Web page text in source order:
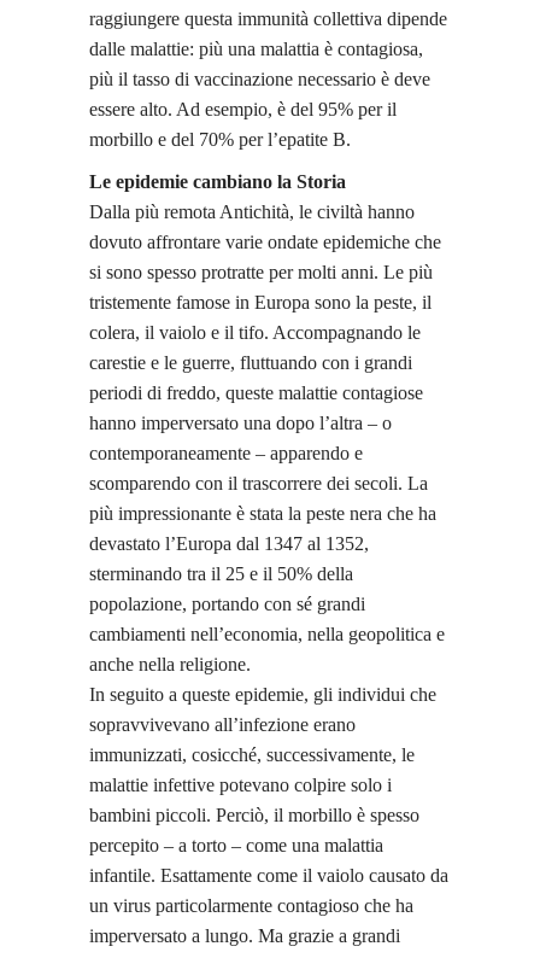
raggiungere questa immunità collettiva dipende
dalle malattie: più una malattia è contagiosa,
più il tasso di vaccinazione necessario è deve
essere alto. Ad esempio, è del 95% per il
morbillo e del 70% per l’epatite B.
Le epidemie cambiano la Storia
Dalla più remota Antichità, le civiltà hanno
dovuto affrontare varie ondate epidemiche che
si sono spesso protratte per molti anni. Le più
tristemente famose in Europa sono la peste, il
colera, il vaiolo e il tifo. Accompagnando le
carestie e le guerre, fluttuando con i grandi
periodi di freddo, queste malattie contagiose
hanno imperversato una dopo l’altra – o
contemporaneamente – apparendo e
scomparendo con il trascorrere dei secoli. La
più impressionante è stata la peste nera che ha
devastato l’Europa dal 1347 al 1352,
sterminando tra il 25 e il 50% della
popolazione, portando con sé grandi
cambiamenti nell’economia, nella geopolitica e
anche nella religione.
In seguito a queste epidemie, gli individui che
sopravvivevano all’infezione erano
immunizzati, cosicché, successivamente, le
malattie infettive potevano colpire solo i
bambini piccoli. Perciò, il morbillo è spesso
percepito – a torto – come una malattia
infantile. Esattamente come il vaiolo causato da
un virus particolarmente contagioso che ha
imperversato a lungo. Ma grazie a grandi